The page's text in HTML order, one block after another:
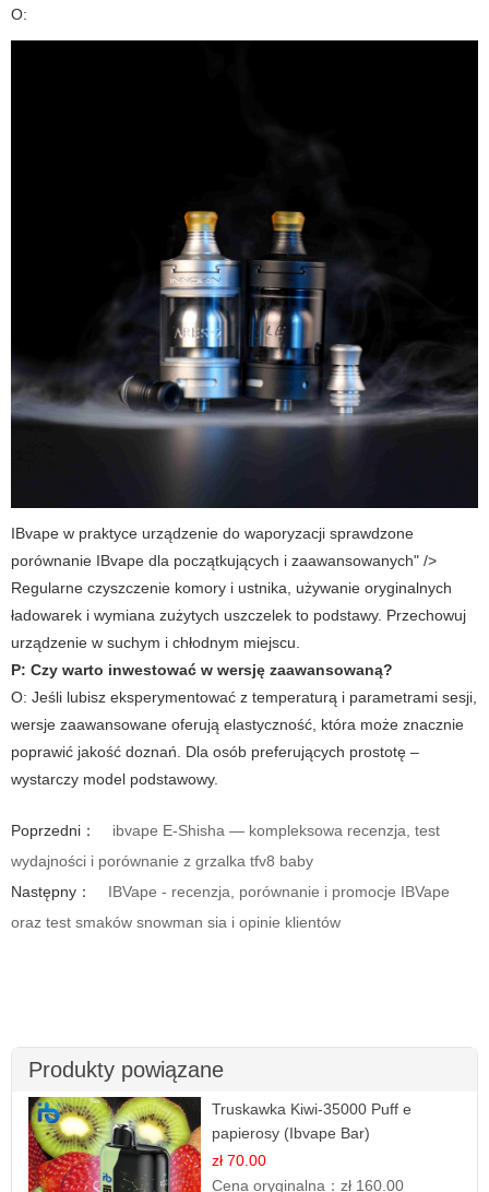
O:
IBvape w praktyce urządzenie do waporyzacji sprawdzone
porównanie IBvape dla początkujących i zaawansowanych" />
Regularne czyszczenie komory i ustnika, używanie oryginalnych
ładowarek i wymiana zużytych uszczelek to podstawy. Przechowuj
urządzenie w suchym i chłodnym miejscu.
P: Czy warto inwestować w wersję zaawansowaną?
O: Jeśli lubisz eksperymentować z temperaturą i parametrami sesji,
wersje zaawansowane oferują elastyczność, która może znacznie
poprawić jakość doznań. Dla osób preferujących prostotę –
wystarczy model podstawowy.
Poprzedni：
ibvape E-Shisha — kompleksowa recenzja, test
wydajności i porównanie z grzalka tfv8 baby
Następny：
IBVape - recenzja, porównanie i promocje IBVape
oraz test smaków snowman sia i opinie klientów
Produkty powiązane
Truskawka Kiwi-35000 Puff e
papierosy (Ibvape Bar)
zł 70.00
Cena oryginalna：zł 160.00